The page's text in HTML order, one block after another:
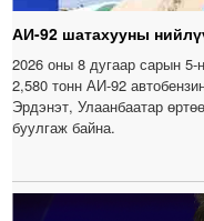
АИ-92 шатахууны
2026 оны 8 дугаар сарын
2,580 тонн АИ-92
Эрдэнэт, Улаанбаатар
буулгаж байна.